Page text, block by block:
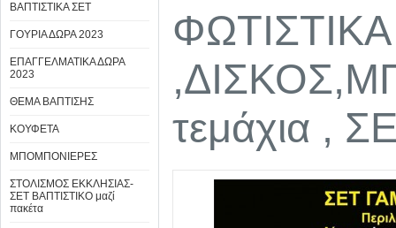
ΒΑΠΤΙΣΤΙΚΑ ΣΕΤ
ΓΟΥΡΙΑ ΔΩΡΑ 2023
ΕΠΑΓΓΕΛΜΑΤΙΚΑ ΔΩΡΑ
2023
ΘΕΜΑ ΒΑΠΤΙΣΗΣ
ΚΟΥΦΕΤΑ
ΜΠΟΜΠΟΝΙΕΡΕΣ
ΣΤΟΛΙΣΜΟΣ ΕΚΚΛΗΣΙΑΣ-
ΣΕΤ ΒΑΠΤΙΣΤΙΚΟ μαζί
πακέτα
τεμάχια ,